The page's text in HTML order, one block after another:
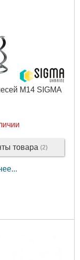
М14 SIGMA
товара (2)